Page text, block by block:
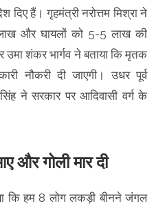
हैं। गृहमंत्री नरोत्तम मिश्रा ने
और घायलों को 5-5 लाख की
उमा शंकर भार्गव ने बताया कि मृतक
नौकरी दी जाएगी। उधर पूर्व
ने सरकार पर आदिवासी वर्ग के
और गोली मार दी
कि हम 8 लोग लकड़ी बीनने जंगल